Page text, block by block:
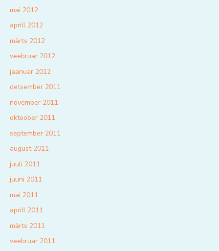
mai 2012
aprill 2012
märts 2012
veebruar 2012
jaanuar 2012
detsember 2011
november 2011
oktoober 2011
september 2011
august 2011
juuli 2011
juuni 2011
mai 2011
aprill 2011
märts 2011
veebruar 2011